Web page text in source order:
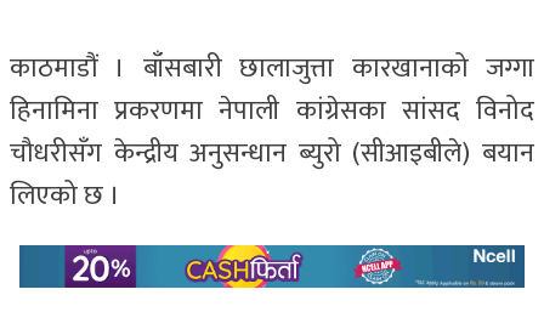
काठमाडौं । बाँसबारी छालाजुत्ता कारखानाको जग्गा
हिनामिना प्रकरणमा नेपाली कांग्रेसका सांसद विनोद
चौधरीसँग केन्द्रीय अनुसन्धान ब्युरो (सीआइबीले) बयान
लिएको छ ।